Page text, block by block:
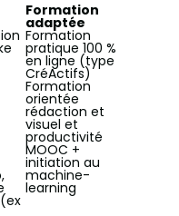
Formation
adaptée
Formation
pratique 100 %
en ligne (type
CréActifs)
Formation
orientée
rédaction et
visuel et
productivité
MOOC +
initiation au
machine-
learning